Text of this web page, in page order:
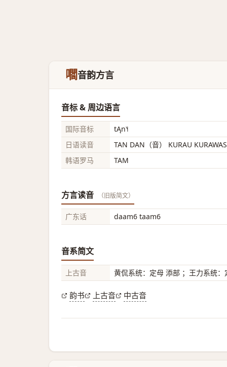
嚪音韵方言
音标 & 周边语言
国际音标
tĄn˥˧
日语读音
TAN DAN（音） KURAU
韩语罗马
TAM
方言读音 （旧版简文）
广东话 daam6 taam6
音系简文
上古音 黄侃系统：定母 添部 ；王力系统：
韵书 上古音 中古音